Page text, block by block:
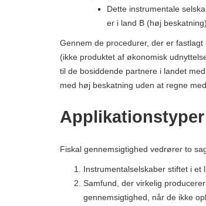
Dette instrumentale
er i land B (høj
Gennem de procedurer, der er
(ikke produktet af økonomisk
til de bosiddende partnere i landet
med høj beskatning uden at regne
Applikationstyper
Fiskal gennemsigtighed vedrører to
Instrumentalselskaber stiftet i et
Samfund, der virkelig
gennemsigtighed, når de ikke